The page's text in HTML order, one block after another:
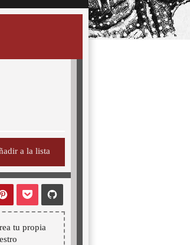
a la lista
tu propia